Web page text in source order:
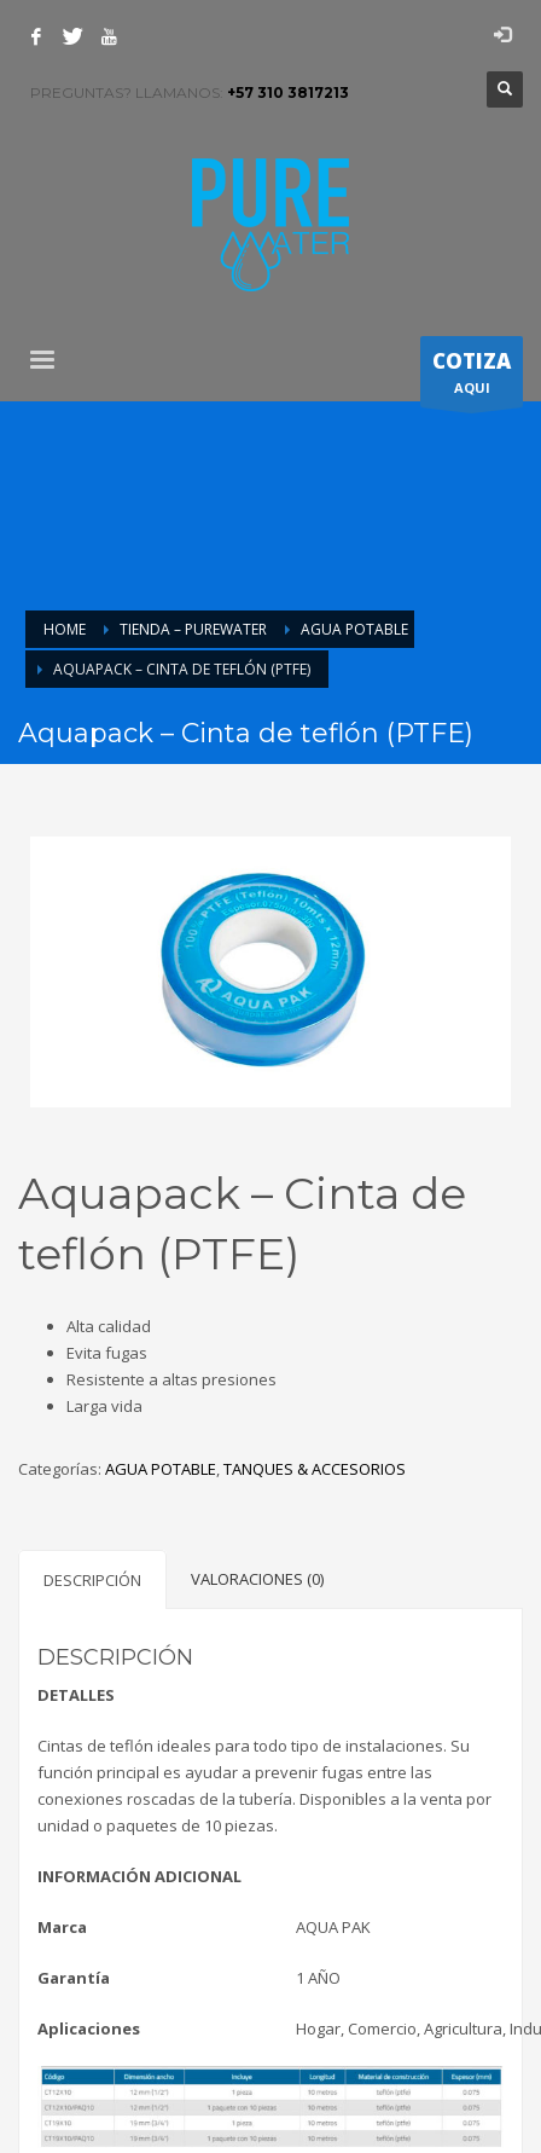
PREGUNTAS? LLAMANOS: +57 310 3817213
COTIZA
AQUI
HOME TIENDA – PUREWATER
AGUA POTABLE
AQUAPACK – CINTA DE TEFLÓN (PTFE)
Aquapack – Cinta de teflón (PTFE)
Aquapack – Cinta de
teflón (PTFE)
Alta calidad
Evita fugas
Resistente a altas presiones
Larga vida
Categorías: AGUA POTABLE,TANQUES & ACCESORIOS
DESCRIPCIÓN VALORACIONES (0)
DESCRIPCIÓN
DETALLES
Cintas de teflón ideales para todo tipo de instalaciones. Su
función principal es ayudar a prevenir fugas entre las
conexiones roscadas de la tubería. Disponibles a la venta por
unidad o paquetes de 10 piezas.
INFORMACIÓN ADICIONAL
Marca AQUA PAK
Garantía 1 AÑO
Aplicaciones Hogar, Comercio, Agricultura,